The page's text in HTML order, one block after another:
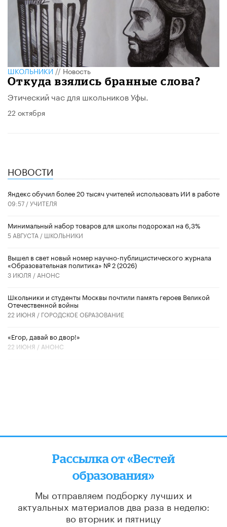
ШКОЛЬНИКИ//Новость
Откуда взялись бранные слова?
Этический час для школьников Уфы.
22 октября
НОВОСТИ
​Яндекс обучил более 20 тысяч учителей использовать ИИ в работе
09:57 /УЧИТЕЛЯ
Минимальный набор товаров для школы подорожал на 6,3%
5 АВГУСТА / ШКОЛЬНИКИ
Вышел в свет новый номер научно-публицистического журнала
«Образовательная политика» № 2 (2026)
3 ИЮЛЯ / АНОНС
Школьники и студенты Москвы почтили память героев Великой
Отечественной войны
22 ИЮНЯ / ГОРОДСКОЕ ОБРАЗОВАНИЕ
«Егор, давай во двор!»
22 ИЮНЯ / АНОНС
Рассылка от «Вестей
образования»
Мы отправляем подборку лучших и
актуальных материалов два раза в неделю:
во вторник и пятницу